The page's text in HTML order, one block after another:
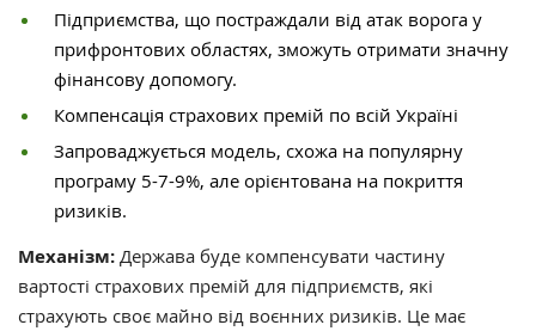
Підприємства, що постраждали від атак ворога у
прифронтових областях, зможуть отримати значну
фінансову допомогу.
Компенсація страхових премій по всій Україні
Запроваджується модель, схожа на популярну
програму 5-7-9%, але орієнтована на покриття
ризиків.
Механізм: Держава буде компенсувати частину
вартості страхових премій для підприємств, які
страхують своє майно від воєнних ризиків. Це має